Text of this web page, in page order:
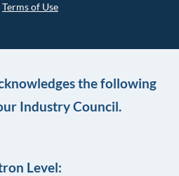
Terms of Use
the following
Industry Council.
Level: